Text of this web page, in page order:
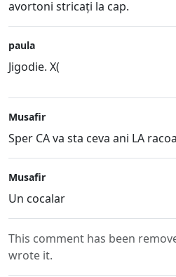
avortoni stricați la cap.
paula
Jigodie. X(
Musafir
Sper CA va sta ceva ani LA
Musafir
Un cocalar
This comment has been
wrote it.